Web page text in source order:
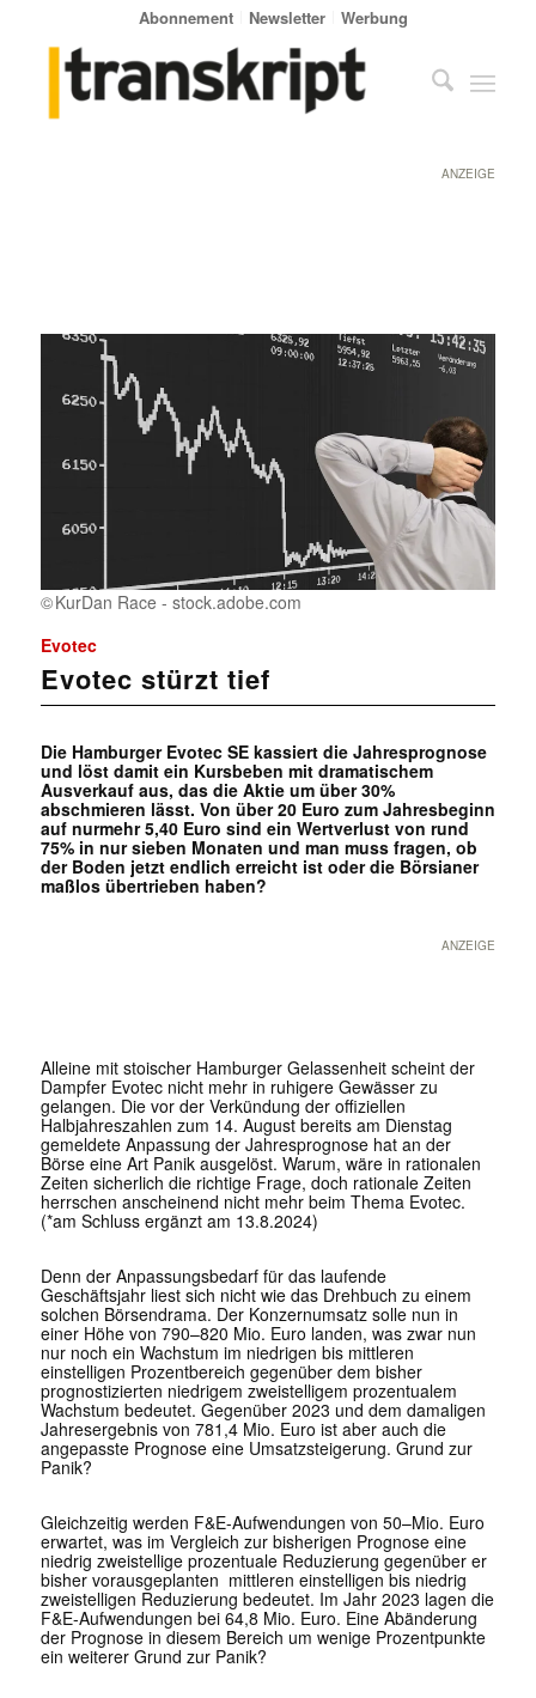
Abonnement Newsletter Werbung
ANZEIGE
KurDan Race - stock.adobe.com
Evotec
Evotec stürzt tief
Die Hamburger Evotec SE kassiert die Jahresprognose
und löst damit ein Kursbeben mit dramatischem
Ausverkauf aus, das die Aktie um über 30%
abschmieren lässt. Von über 20 Euro zum Jahresbeginn
auf nurmehr 5,40 Euro sind ein Wertverlust von rund
75% in nur sieben Monaten und man muss fragen, ob
der Boden jetzt endlich erreicht ist oder die Börsianer
maßlos übertrieben haben?
ANZEIGE
Alleine mit stoischer Hamburger Gelassenheit scheint der
Dampfer Evotec nicht mehr in ruhigere Gewässer zu
gelangen. Die vor der Verkündung der offiziellen
Halbjahreszahlen zum 14. August bereits am Dienstag
gemeldete Anpassung der Jahresprognose hat an der
Börse eine Art Panik ausgelöst. Warum, wäre in rationalen
Zeiten sicherlich die richtige Frage, doch rationale Zeiten
herrschen anscheinend nicht mehr beim Thema Evotec.
(*am Schluss ergänzt am 13.8.2024)
Denn der Anpassungsbedarf für das laufende
Geschäftsjahr liest sich nicht wie das Drehbuch zu einem
solchen Börsendrama. Der Konzernumsatz solle nun in
einer Höhe von 790–820 Mio. Euro landen, was zwar nun
nur noch ein Wachstum im niedrigen bis mittleren
einstelligen Prozentbereich gegenüber dem bisher
prognostizierten niedrigem zweistelligem prozentualem
Wachstum bedeutet. Gegenüber 2023 und dem damaligen
Jahresergebnis von 781,4 Mio. Euro ist aber auch die
angepasste Prognose eine Umsatzsteigerung. Grund zur
Panik?
Gleichzeitig werden F&E-Aufwendungen von 50–Mio. Euro
erwartet, was im Vergleich zur bisherigen Prognose eine
niedrig zweistellige prozentuale Reduzierung gegenüber er
bisher vorausgeplanten mittleren einstelligen bis niedrig
zweistelligen Reduzierung bedeutet. Im Jahr 2023 lagen die
F&E-Aufwendungen bei 64,8 Mio. Euro. Eine Abänderung
der Prognose in diesem Bereich um wenige Prozentpunkte
ein weiterer Grund zur Panik?